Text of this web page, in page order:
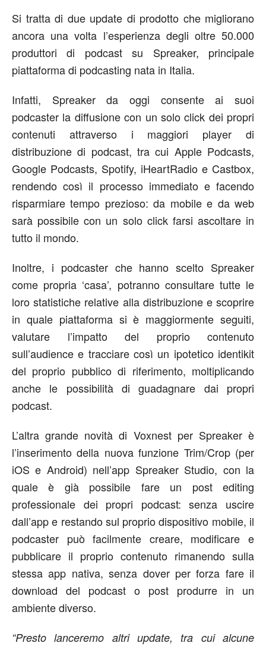
Si tratta di due update di prodotto che migliorano
ancora una volta l’esperienza degli oltre 50.000
produttori di podcast su Spreaker, principale
piattaforma di podcasting nata in Italia.
Infatti, Spreaker da oggi consente ai suoi
podcaster la diffusione con un solo click dei propri
contenuti attraverso i maggiori player di
distribuzione di podcast, tra cui Apple Podcasts,
Google Podcasts, Spotify, iHeartRadio e Castbox,
rendendo così il processo immediato e facendo
risparmiare tempo prezioso: da mobile e da web
sarà possibile con un solo click farsi ascoltare in
tutto il mondo.
Inoltre, i podcaster che hanno scelto Spreaker
come propria ‘casa’, potranno consultare tutte le
loro statistiche relative alla distribuzione e scoprire
in quale piattaforma si è maggiormente seguiti,
valutare l’impatto del proprio contenuto
sull’audience e tracciare così un ipotetico identikit
del proprio pubblico di riferimento, moltiplicando
anche le possibilità di guadagnare dai propri
podcast.
L’altra grande novità di Voxnest per Spreaker è
l’inserimento della nuova funzione Trim/Crop (per
iOS e Android) nell’app Spreaker Studio, con la
quale è già possibile fare un post editing
professionale dei propri podcast: senza uscire
dall’app e restando sul proprio dispositivo mobile, il
podcaster può facilmente creare, modificare e
pubblicare il proprio contenuto rimanendo sulla
stessa app nativa, senza dover per forza fare il
download del podcast o post produrre in un
ambiente diverso.
“Presto lanceremo altri update, tra cui alcune